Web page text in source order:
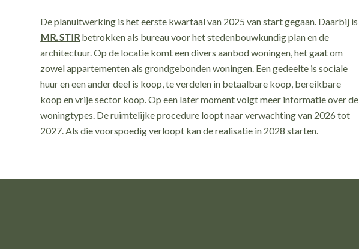
De planuitwerking is het eerste kwartaal van 2025 van start gegaan. Daarbij is
MR. STIRbetrokken als bureau voor het stedenbouwkundig plan en de
architectuur. Op de locatie komt een divers aanbod woningen, het gaat om
zowel appartementen als grondgebonden woningen. Een gedeelte is sociale
huur en een ander deel is koop, te verdelen in betaalbare koop, bereikbare
koop en vrije sector koop. Op een later moment volgt meer informatie over de
woningtypes. De ruimtelijke procedure loopt naar verwachting van 2026 tot
2027. Als die voorspoedig verloopt kan de realisatie in 2028 starten.